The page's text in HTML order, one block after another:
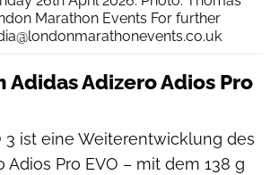
Marathon Events For further
Adidas Adizero Adios Pro
3 ist eine Weiterentwicklung des
Adios Pro EVO – mit dem 138 g